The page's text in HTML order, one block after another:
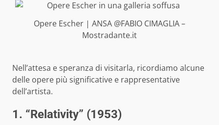
Opere Escher | ANSA @FABIO CIMAGLIA –
Mostradante.it
Nell’attesa e speranza di visitarla, ricordiamo alcune
delle opere più significative e rappresentative
dell’artista.
1. “Relativity” (1953)